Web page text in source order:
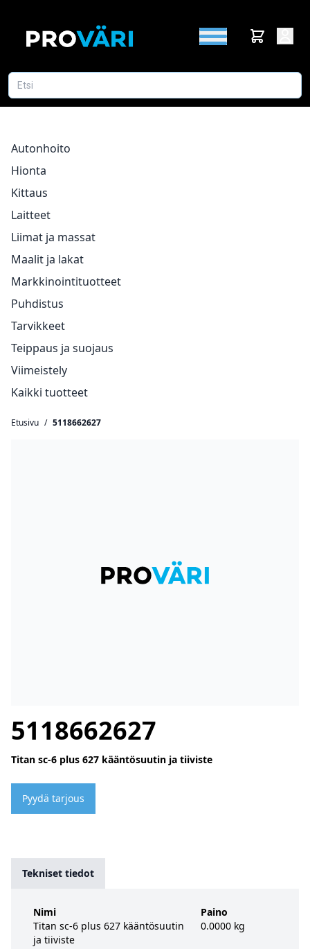
Autonhoito
Hionta
Kittaus
Laitteet
Liimat ja massat
Maalit ja lakat
Markkinointituotteet
Puhdistus
Tarvikkeet
Teippaus ja suojaus
Viimeistely
Kaikki tuotteet
Etusivu / 5118662627
5118662627
Titan sc-6 plus 627 kääntösuutin ja tiiviste
Pyydä tarjous
Tekniset tiedot
Nimi
Titan sc-6 plus 627 kääntösuutin
ja tiiviste
Paino
0.0000 kg